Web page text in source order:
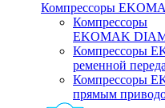
Компрессоры
Компрессоры
EKOMAK
Компрессоры
ременной
Компрессоры
прямым